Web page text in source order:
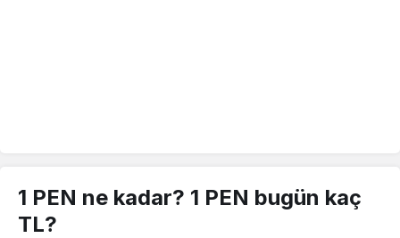
1 PEN ne kadar? 1 PEN bugün kaç
TL?